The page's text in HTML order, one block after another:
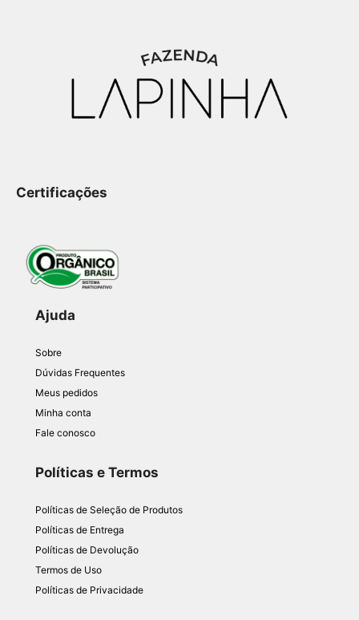
Certificações
Ajuda
Sobre
Dúvidas Frequentes
Meus pedidos
Minha conta
Fale conosco
Políticas e Termos
Políticas de Seleção de Produtos
Políticas de Entrega
Políticas de Devolução
Termos de Uso
Políticas de Privacidade